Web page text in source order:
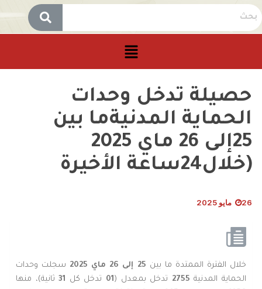
حصيلة تدخل وحدات
الحماية المدنيةما بين
25إلى 26 ماي 2025
(خلال24ساعة الأخيرة
26 مايو 2025
خلال الفترة الممتدة ما بين 25 إلى 26 ماي
سجلت وحدات
الحماية المدنية 2755 تدخل بمعدل (01 تدخل كل 31 ثانية)، منها